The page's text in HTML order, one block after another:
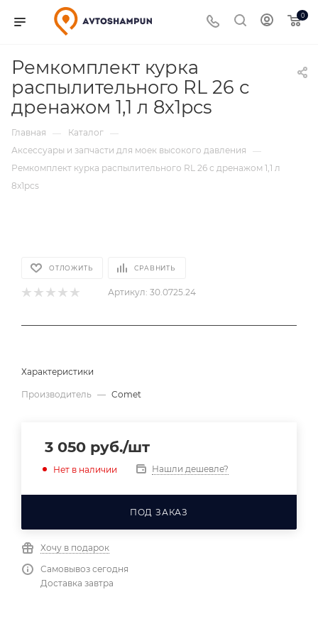
0
Ремкомплект курка
распылительного RL 26 с
дренажом 1,1 л 8x1pcs
Главная — Каталог —
Аксессуары и запчасти для моек высокого давления
—
Ремкомплект курка распылительного RL 26 с дренажом 1,1 л
8x1pcs
ОТЛОЖИТЬ СРАВНИТЬ
Артикул: 30.0725.24
Характеристики
Производитель — Comet
3 050 руб./шт
Нет в наличии Нашли дешевле?
ПОД ЗАКАЗ
Хочу в подарок
Самовывоз сегодня
Доставка завтра